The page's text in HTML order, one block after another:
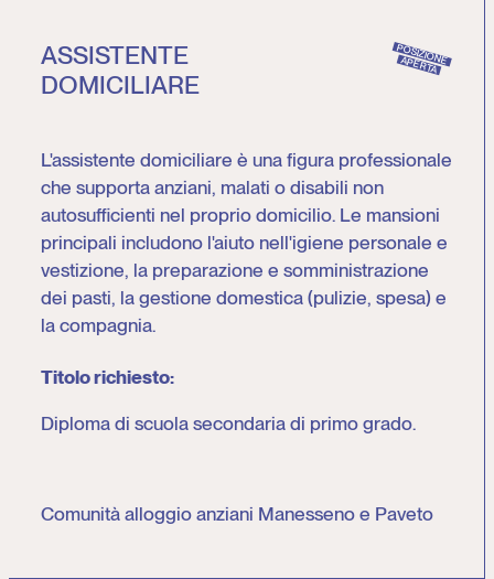
ASSISTENTE
DOMICILIARE
POSIZIONE
APERTA
L'assistente domiciliare è una figura professionale
che supporta anziani, malati o disabili non
autosufficienti nel proprio domicilio. Le mansioni
principali includono l'aiuto nell'igiene personale e
vestizione, la preparazione e somministrazione
dei pasti, la gestione domestica (pulizie, spesa) e
la compagnia.
Titolo richiesto:
Diploma di scuola secondaria di primo grado.
Comunità alloggio anziani Manesseno e Paveto